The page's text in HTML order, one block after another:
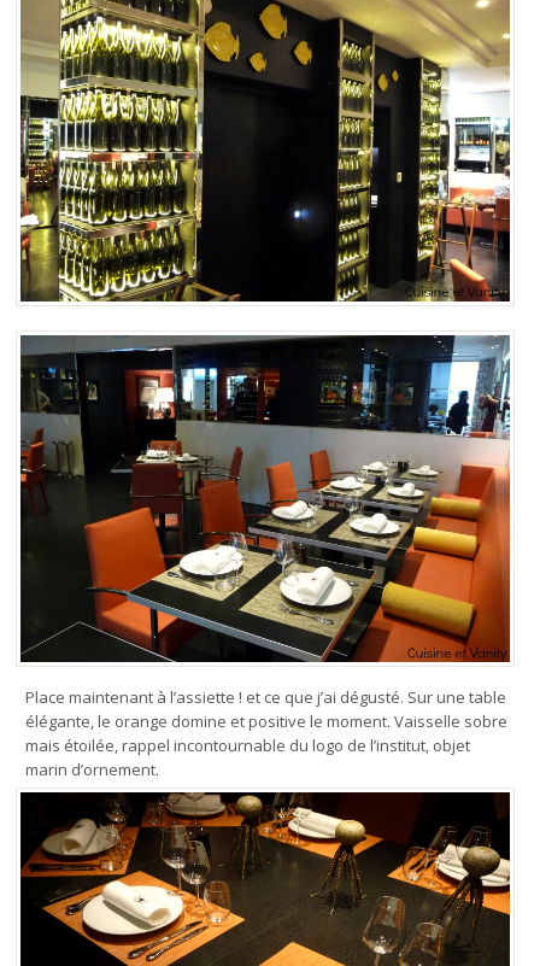
Place maintenant à l’assiette ! et ce que j’ai dégusté. Sur une table
élégante, le orange domine et positive le moment. Vaisselle sobre
mais étoilée, rappel incontournable du logo de l’institut, objet
marin d’ornement.